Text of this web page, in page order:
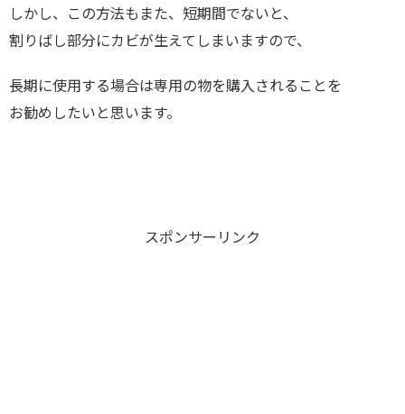
しかし、この方法もまた、短期間でないと、
割りばし部分にカビが生えてしまいますので、
長期に使用する場合は専用の物を購入されることを
お勧めしたいと思います。
スポンサーリンク